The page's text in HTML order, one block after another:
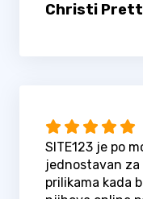
Christi
SITE123 je po
jednostavan
prilikama kada